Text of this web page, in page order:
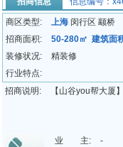
商区类型: 上海 闵行区 颛桥
招商面积:
50-280㎡ 建筑面
装修状况:
精装修
行业特点:
招商说明:
【山谷you帮大厦
业 主: -